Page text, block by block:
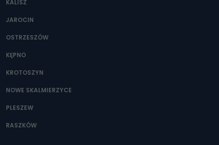
Można to zrobić pod numerem telefonu 62 735-51-05 lub
KALISZ
JAROCIN
OSTRZESZÓW
KĘPNO
KROTOSZYN
NOWE SKALMIERZYCE
PLESZEW
RASZKÓW